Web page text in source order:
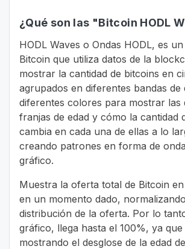
¿Qué son las "Bitcoin HODL
HODL Waves o Ondas HODL, es
Bitcoin que utiliza datos de la
mostrar la cantidad de bitcoins en
agrupados en diferentes bandas de
diferentes colores para mostrar las
franjas de edad y cómo la cantidad
cambia en cada una de ellas a lo
creando patrones en forma de
gráfico.
Muestra la oferta total de Bitcoin
en un momento dado,
distribución de la oferta. Por lo
gráfico, llega hasta el 100%, ya que
mostrando el desglose de la edad